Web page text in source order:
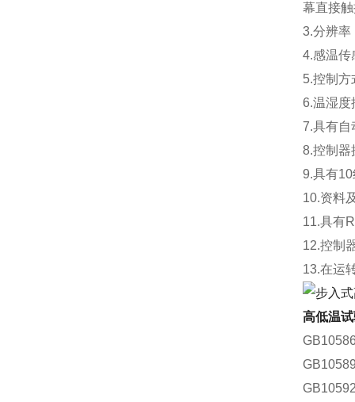
幕直接
3.分辨
4.感温传
5.控制
6.温湿度
7.具有自
8.控制器
9.具有
10.资料
11.具有
12.控制
13.在运
高低温